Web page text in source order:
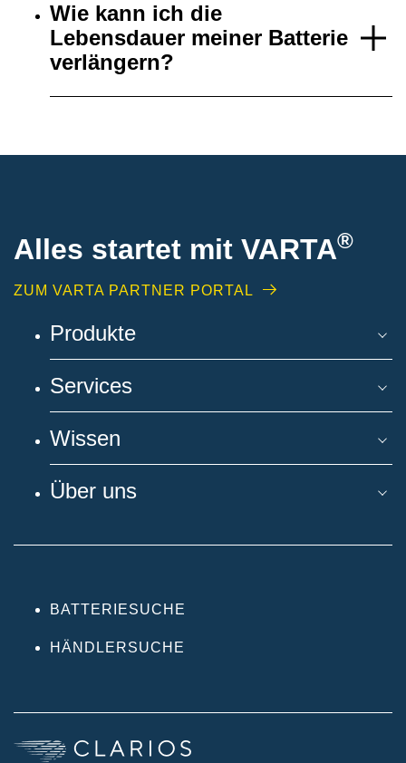
Wie kann ich die
Lebensdauer meiner Batterie
verlängern?
Alles startet mit VARTA®
ZUM VARTA PARTNER PORTAL
Produkte
Services
Wissen
Über uns
BATTERIESUCHE
HÄNDLERSUCHE